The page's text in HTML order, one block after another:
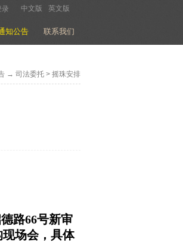
中文版 英文版
录
知公告 联系我们
→ 司法委托 > 摇珠安排
路66号新审
场会，具体